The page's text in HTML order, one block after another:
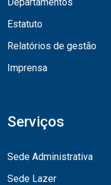
Estatuto
Relatórios de gestão
Imprensa
Serviços
Sede Administrativa
Sede Lazer